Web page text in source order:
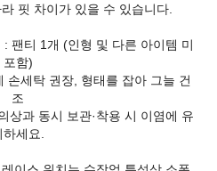
핏 차이가 있을 수 있습니다.
팬티 1개 (인형 및 다른 아이템 미
포함)
손세탁 권장, 형태를 잡아 그늘 건
조
상과 동시 보관·착용 시 이염에 유
하세요.